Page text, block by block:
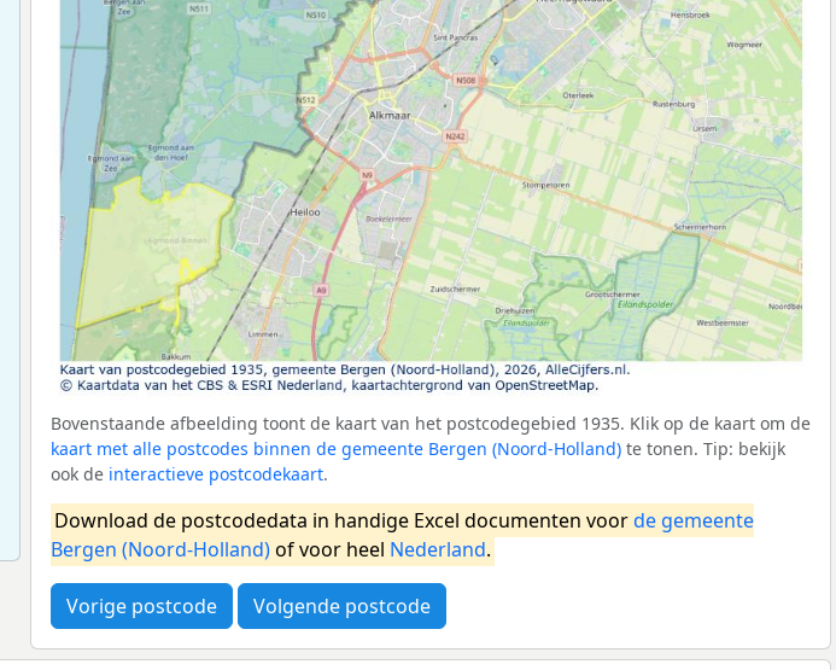
Bovenstaande afbeelding toont de kaart van het postcodegebied 1935. Klik op de kaart om de
kaart met alle postcodes binnen de gemeente Bergen (Noord-Holland) te tonen. Tip: bekijk
ook de interactieve postcodekaart.
Download de postcodedata in handige Excel documenten voorde gemeente
Bergen (Noord-Holland)of voor heel Nederland.
Vorige postcode Volgende postcode